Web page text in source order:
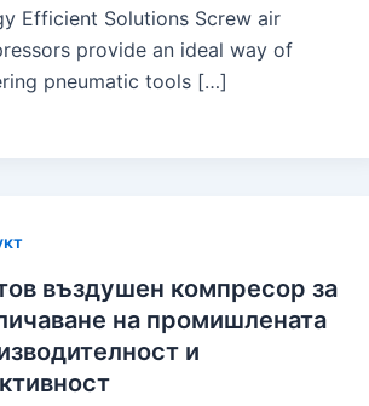
Efficient Solutions Screw air
provide an ideal way of
pneumatic tools […]
въздушен компресор за
на промишлената
и